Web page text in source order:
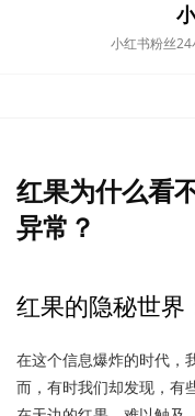
小红书粉丝
红果为什么看
异常？
红果的隐秘世
在这个信息爆炸的时代，
而，有时我们却发现，有